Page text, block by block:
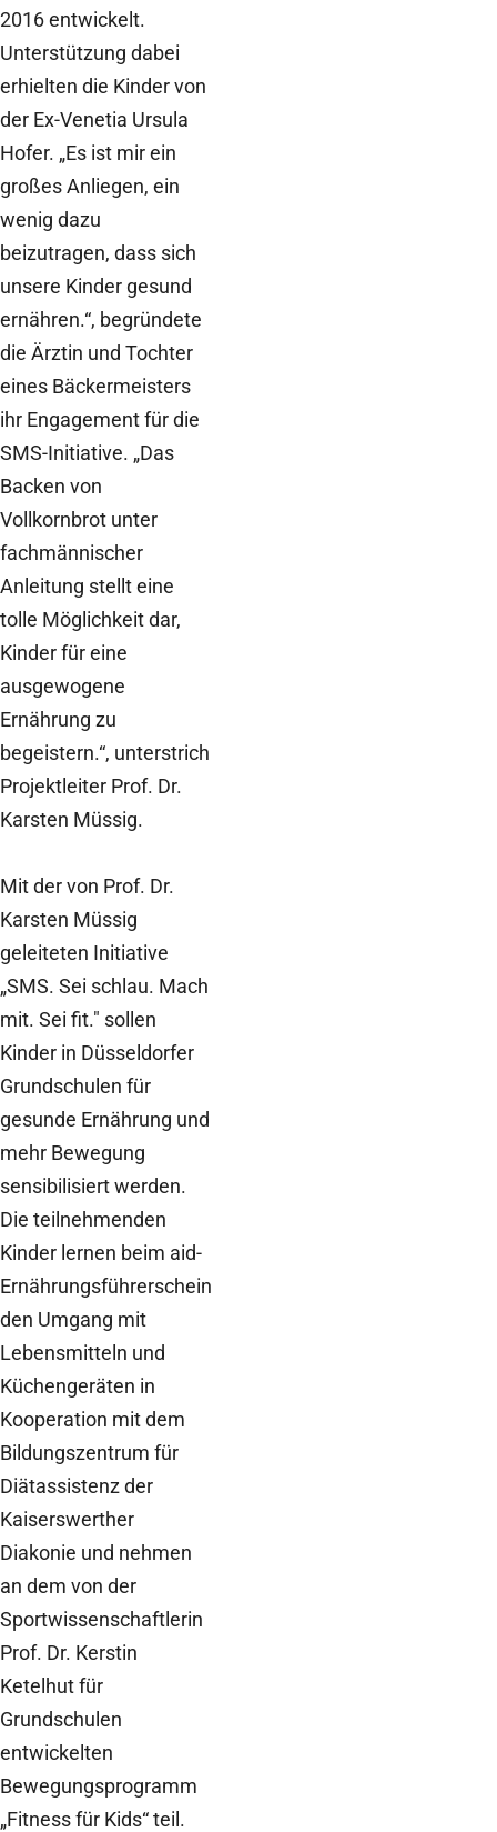
2016 entwickelt.
Unterstützung dabei
erhielten die Kinder von
der Ex-Venetia Ursula
Hofer. „Es ist mir ein
großes Anliegen, ein
wenig dazu
beizutragen, dass sich
unsere Kinder gesund
ernähren.“, begründete
die Ärztin und Tochter
eines Bäckermeisters
ihr Engagement für die
SMS-Initiative. „Das
Backen von
Vollkornbrot unter
fachmännischer
Anleitung stellt eine
tolle Möglichkeit dar,
Kinder für eine
ausgewogene
Ernährung zu
begeistern.“, unterstrich
Projektleiter Prof. Dr.
Karsten Müssig.
Mit der von Prof. Dr.
Karsten Müssig
geleiteten Initiative
„SMS. Sei schlau. Mach
mit. Sei fit." sollen
Kinder in Düsseldorfer
Grundschulen für
gesunde Ernährung und
mehr Bewegung
sensibilisiert werden.
Die teilnehmenden
Kinder lernen beim aid-
Ernährungsführerschein
den Umgang mit
Lebensmitteln und
Küchengeräten in
Kooperation mit dem
Bildungszentrum für
Diätassistenz der
Kaiserswerther
Diakonie und nehmen
an dem von der
Sportwissenschaftlerin
Prof. Dr. Kerstin
Ketelhut für
Grundschulen
entwickelten
Bewegungsprogramm
„Fitness für Kids“ teil.